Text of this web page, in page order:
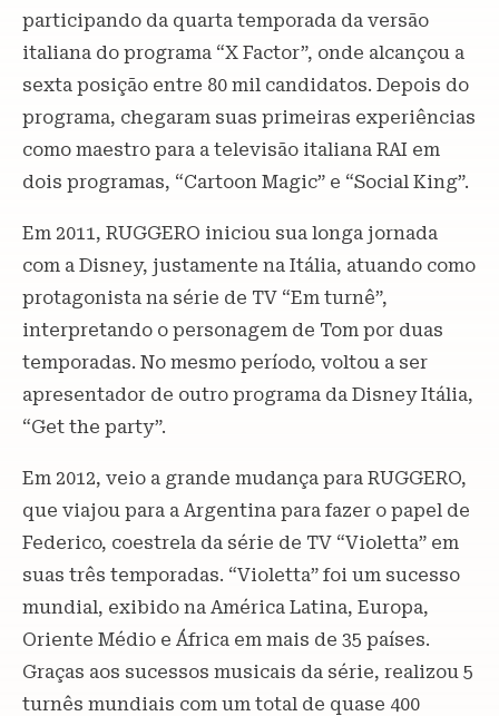
participando da quarta temporada da versão
italiana do programa “X Factor”, onde alcançou a
sexta posição entre 80 mil candidatos. Depois do
programa, chegaram suas primeiras experiências
como maestro para a televisão italiana RAI em
dois programas, “Cartoon Magic” e “Social King”.
Em 2011, RUGGERO iniciou sua longa jornada
com a Disney, justamente na Itália, atuando como
protagonista na série de TV “Em turnê”,
interpretando o personagem de Tom por duas
temporadas. No mesmo período, voltou a ser
apresentador de outro programa da Disney Itália,
“Get the party”.
Em 2012, veio a grande mudança para RUGGERO,
que viajou para a Argentina para fazer o papel de
Federico, coestrela da série de TV “Violetta” em
suas três temporadas. “Violetta” foi um sucesso
mundial, exibido na América Latina, Europa,
Oriente Médio e África em mais de 35 países.
Graças aos sucessos musicais da série, realizou 5
turnês mundiais com um total de quase 400